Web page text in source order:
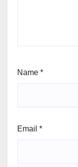
Name *
Email *